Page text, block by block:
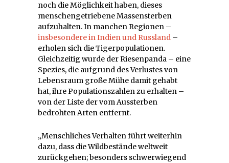
noch die Möglichkeit haben, dieses
menschengetriebene Massensterben
aufzuhalten. In manchen Regionen –
insbesondere in Indien und Russland –
erholen sich die Tigerpopulationen.
Gleichzeitig wurde der Riesenpanda – eine
Spezies, die aufgrund des Verlustes von
Lebensraum große Mühe damit gehabt
hat, ihre Populationszahlen zu erhalten –
von der Liste der vom Aussterben
bedrohten Arten entfernt.
„Menschliches Verhalten führt weiterhin
dazu, dass die Wildbestände weltweit
zurückgehen; besonders schwerwiegend